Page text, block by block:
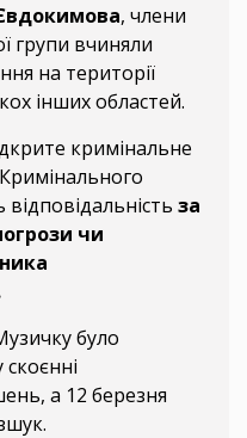
, члени
групи вчиняли
на території
інших областей.
кримінальне
за
чи
було
а 12 березня